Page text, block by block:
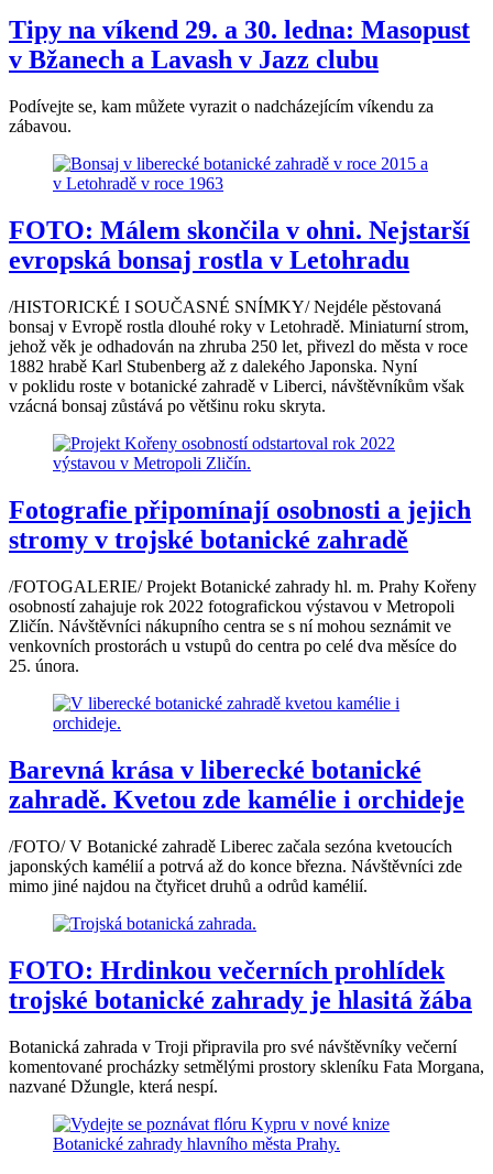
Tipy na víkend 29. a 30. ledna: Masopust
v Bžanech a Lavash v Jazz clubu
Podívejte se, kam můžete vyrazit o nadcházejícím víkendu za
zábavou.
FOTO: Málem skončila v ohni. Nejstarší
evropská bonsaj rostla v Letohradu
/HISTORICKÉ I SOUČASNÉ SNÍMKY/ Nejdéle pěstovaná
bonsaj v Evropě rostla dlouhé roky v Letohradě. Miniaturní strom,
jehož věk je odhadován na zhruba 250 let, přivezl do města v roce
1882 hrabě Karl Stubenberg až z dalekého Japonska. Nyní
v poklidu roste v botanické zahradě v Liberci, návštěvníkům však
vzácná bonsaj zůstává po většinu roku skryta.
Fotografie připomínají osobnosti a jejich
stromy v trojské botanické zahradě
/FOTOGALERIE/ Projekt Botanické zahrady hl. m. Prahy Kořeny
osobností zahajuje rok 2022 fotografickou výstavou v Metropoli
Zličín. Návštěvníci nákupního centra se s ní mohou seznámit ve
venkovních prostorách u vstupů do centra po celé dva měsíce do
25. února.
Barevná krása v liberecké botanické
zahradě. Kvetou zde kamélie i orchideje
/FOTO/ V Botanické zahradě Liberec začala sezóna kvetoucích
japonských kamélií a potrvá až do konce března. Návštěvníci zde
mimo jiné najdou na čtyřicet druhů a odrůd kamélií.
FOTO: Hrdinkou večerních prohlídek
trojské botanické zahrady je hlasitá žába
Botanická zahrada v Troji připravila pro své návštěvníky večerní
komentované procházky setmělými prostory skleníku Fata Morgana,
nazvané Džungle, která nespí.